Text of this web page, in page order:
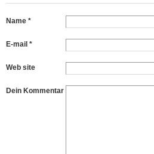
Name *
E-mail *
Web site
Dein Kommentar